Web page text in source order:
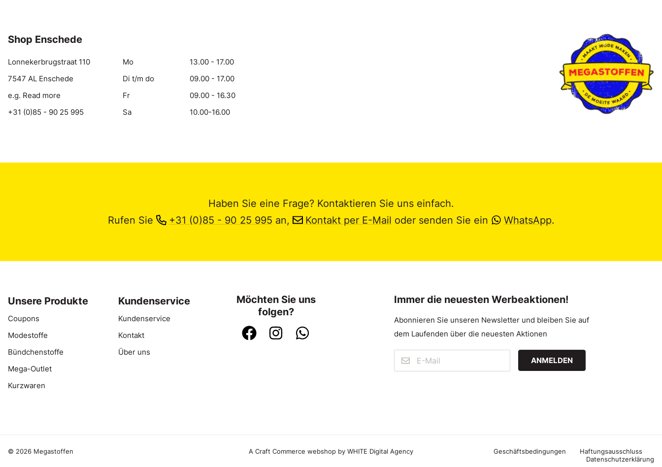
Shop Enschede
Lonnekerbrugstraat 110
7547 AL Enschede
e.g. Read more
+31 (0)85 - 90 25 995
Mo
13.00 - 17.00
Di t/m do
09.00 - 17.00
Fr
09.00 - 16.30
Sa
10.00-16.00
Haben Sie eine Frage? Kontaktieren Sie uns einfach.
Rufen Sie
+31 (0)85 - 90 25 995 an, Kontakt per E-Mail oder senden Sie ein WhatsApp.
Unsere Produkte
Coupons
Modestoffe
Bündchenstoffe
Mega-Outlet
Kurzwaren
Kundenservice
Kundenservice
Kontakt
Über uns
Möchten Sie uns
folgen?
Immer die neuesten Werbeaktionen!
Abonnieren Sie unseren Newsletter und bleiben Sie auf
dem Laufenden über die neuesten Aktionen
ANMELDEN
© 2026 Megastoffen A Craft Commerce webshop by WHITE Digital Agency Geschäftsbedingungen
Haftungsausschluss
Datenschutzerklärung